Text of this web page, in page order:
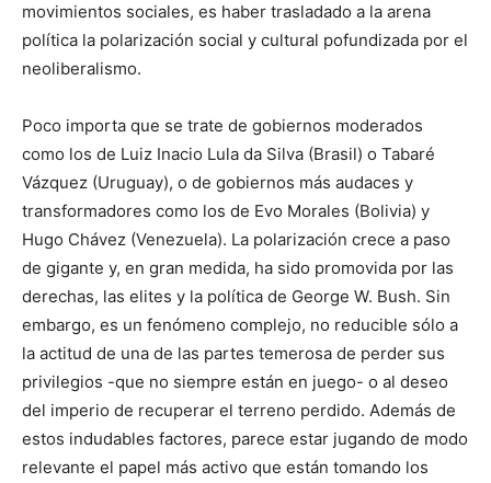
movimientos sociales, es haber trasladado a la arena
política la polarización social y cultural pofundizada por el
neoliberalismo.
Poco importa que se trate de gobiernos moderados
como los de Luiz Inacio Lula da Silva (Brasil) o Tabaré
Vázquez (Uruguay), o de gobiernos más audaces y
transformadores como los de Evo Morales (Bolivia) y
Hugo Chávez (Venezuela). La polarización crece a paso
de gigante y, en gran medida, ha sido promovida por las
derechas, las elites y la política de George W. Bush. Sin
embargo, es un fenómeno complejo, no reducible sólo a
la actitud de una de las partes temerosa de perder sus
privilegios -que no siempre están en juego- o al deseo
del imperio de recuperar el terreno perdido. Además de
estos indudables factores, parece estar jugando de modo
relevante el papel más activo que están tomando los